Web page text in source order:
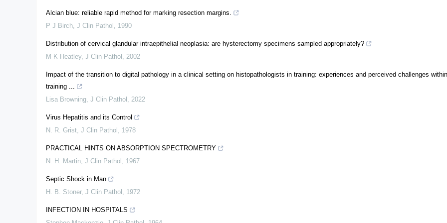
Alcian blue: reliable rapid method for marking resection margins.
P J Birch, J Clin Pathol , 1990
Distribution of cervical glandular intraepithelial neoplasia: are hysterectomy specimens sampled appropriately?
M K Heatley, J Clin Pathol , 2002
Impact of the transition to digital pathology in a clinical setting on histopathologists in training: experiences and perceived challenges
training ...
Lisa Browning, J Clin Pathol , 2022
Virus Hepatitis and its Control
N. R. Grist, J Clin Pathol , 1978
PRACTICAL HINTS ON ABSORPTION SPECTROMETRY
N. H. Martin, J Clin Pathol , 1967
Septic Shock in Man
H. B. Stoner, J Clin Pathol , 1972
INFECTION IN HOSPITALS